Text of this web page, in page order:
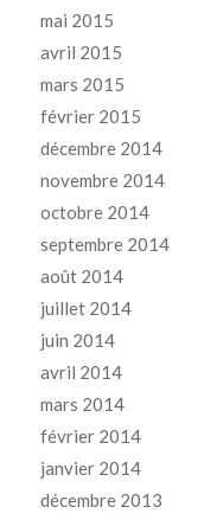
mai 2015
avril 2015
mars 2015
février 2015
décembre 2014
novembre 2014
octobre 2014
septembre 2014
août 2014
juillet 2014
juin 2014
avril 2014
mars 2014
février 2014
janvier 2014
décembre 2013